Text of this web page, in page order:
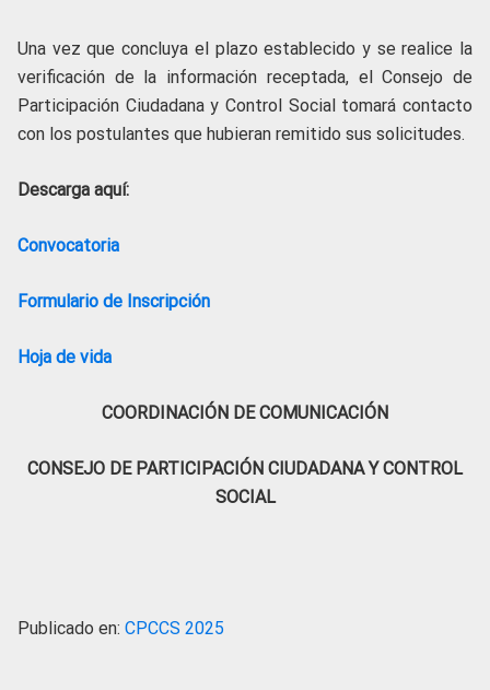
Una vez que concluya el plazo establecido y se realice la
verificación de la información receptada, el Consejo de
Participación Ciudadana y Control Social tomará contacto
con los postulantes que hubieran remitido sus solicitudes.
Descarga aquí:
Convocatoria
Formulario de Inscripción
Hoja de vida
COORDINACIÓN DE COMUNICACIÓN
CONSEJO DE PARTICIPACIÓN CIUDADANA Y CONTROL
SOCIAL
Publicado en: CPCCS 2025